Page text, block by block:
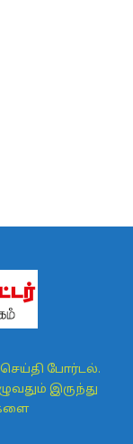
செய்தி போர்டல்.
இருந்து